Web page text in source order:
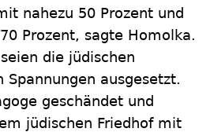
nahezu 50 Prozent und
Prozent, sagte Homolka.
die jüdischen
Spannungen ausgesetzt.
geschändet und
jüdischen Friedhof mit